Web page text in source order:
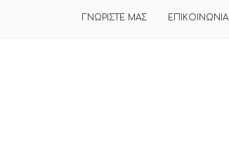
ΓΝΩΡΙΣΤΕ ΜΑΣ ΕΠΙΚΟΙΝΩΝΙΑ